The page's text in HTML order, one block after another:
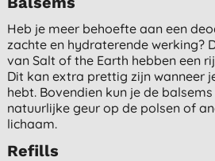
Heb je meer behoefte aan een
zachte en hydraterende werking?
van Salt of the Earth hebben een
Dit kan extra prettig zijn wanneer
hebt. Bovendien kun je de
natuurlijke geur op de polsen of
lichaam.
Refills